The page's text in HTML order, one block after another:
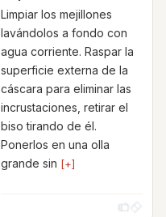
Limpiar los mejillones
lavándolos a fondo con
agua corriente. Raspar la
superficie externa de la
cáscara para eliminar las
incrustaciones, retirar el
biso tirando de él.
Ponerlos en una olla
grande sin [+]